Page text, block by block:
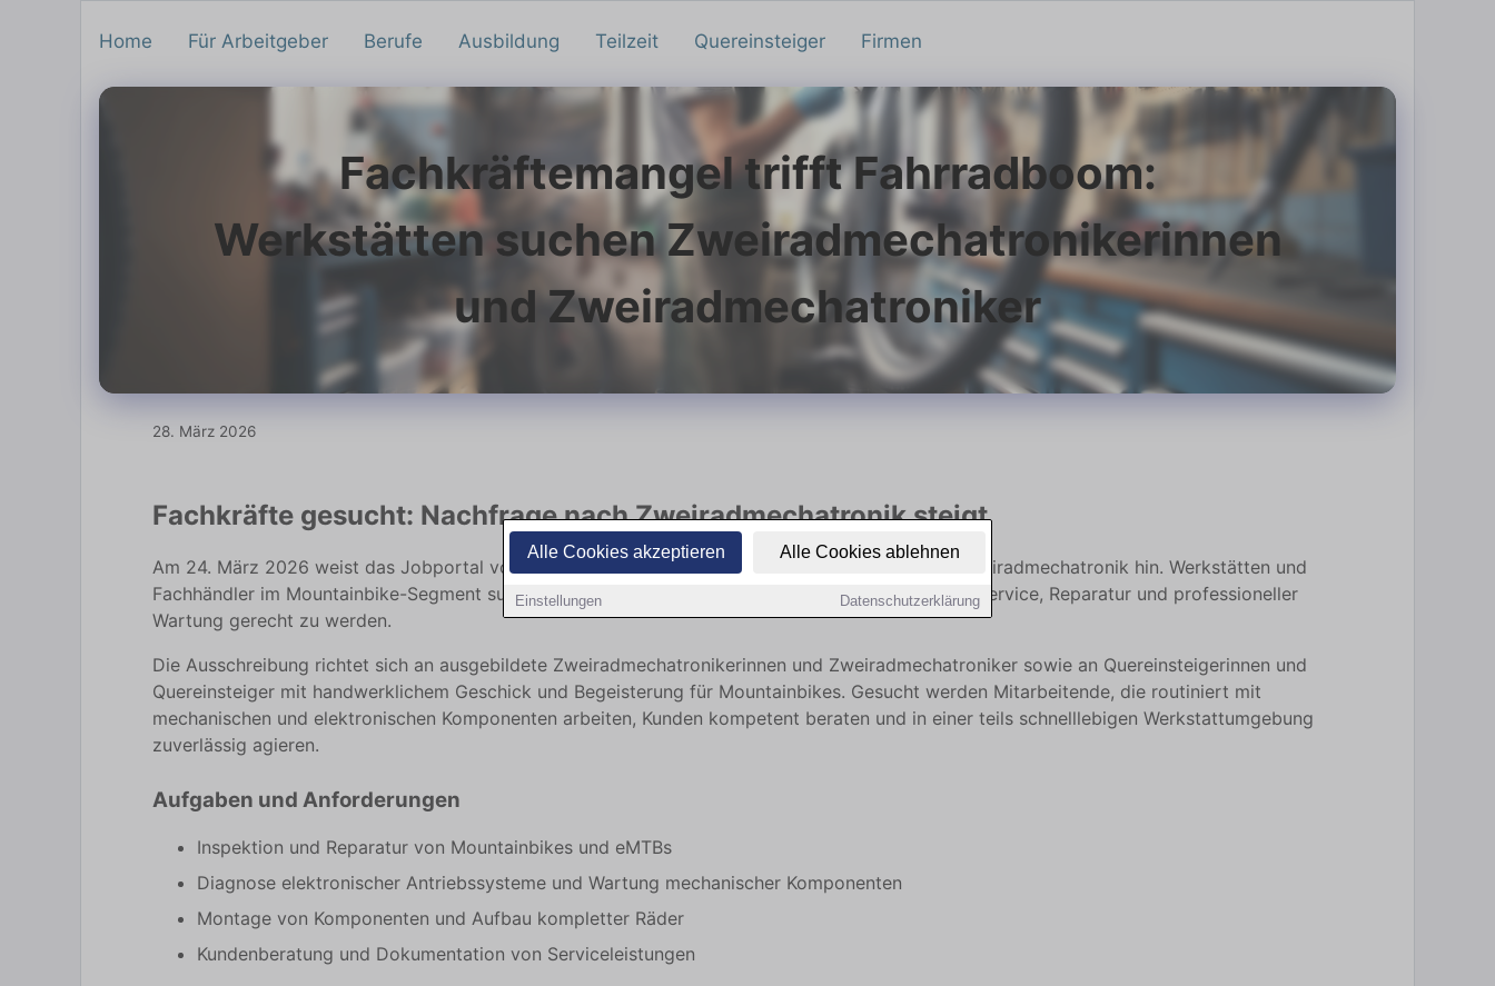
Alle Cookies akzeptieren Alle Cookies ablehnen
Einstellungen Datenschutzerklärung
Home Für Arbeitgeber Berufe Ausbildung Teilzeit Quereinsteiger Firmen
Fachkräftemangel trifft Fahrradboom:
Werkstätten suchen Zweiradmechatronikerinnen
und Zweiradmechatroniker
28. März 2026
Fachkräfte gesucht: Nachfrage nach Zweiradmechatronik steigt
Am 24. März 2026 weist das Jobportal von MTB-News.de erneut auf offene Stellen im Bereich Zweiradmechatronik hin. Werkstätten und
Fachhändler im Mountainbike-Segment suchen Verstärkung, um der wachsenden Nachfrage nach Service, Reparatur und professioneller
Wartung gerecht zu werden.
Die Ausschreibung richtet sich an ausgebildete Zweiradmechatronikerinnen und Zweiradmechatroniker sowie an Quereinsteigerinnen und
Quereinsteiger mit handwerklichem Geschick und Begeisterung für Mountainbikes. Gesucht werden Mitarbeitende, die routiniert mit
mechanischen und elektronischen Komponenten arbeiten, Kunden kompetent beraten und in einer teils schnelllebigen Werkstattumgebung
zuverlässig agieren.
Aufgaben und Anforderungen
Inspektion und Reparatur von Mountainbikes und eMTBs
Diagnose elektronischer Antriebssysteme und Wartung mechanischer Komponenten
Montage von Komponenten und Aufbau kompletter Räder
Kundenberatung und Dokumentation von Serviceleistungen